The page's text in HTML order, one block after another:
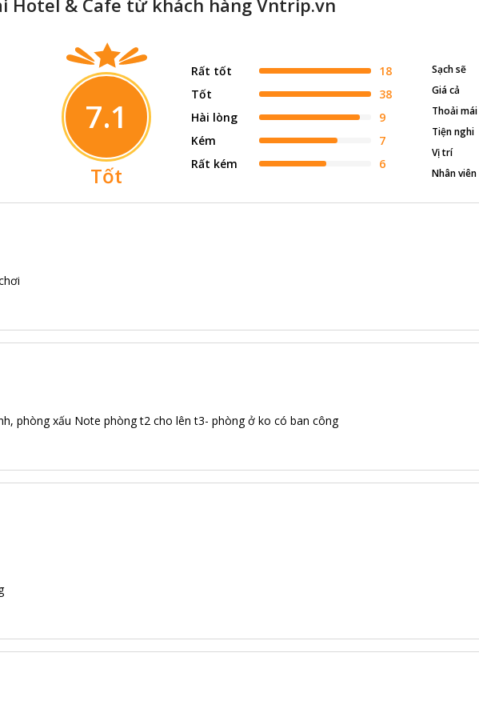
7.1
Tốt
Rất tốt
18
Tốt
38
Hài lòng
9
Kém
7
Rất kém
6
Sạch sẽ
Giá cả
Thoải mái
Tiện nghi
Vị trí
Nhân viên
phòng xấu Note phòng t2 cho lên t3- phòng ở ko có ban công